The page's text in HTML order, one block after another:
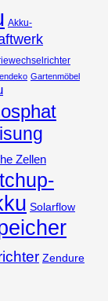
Akku-
Gartenmöbel
Zellen
Solarflow
Zendure